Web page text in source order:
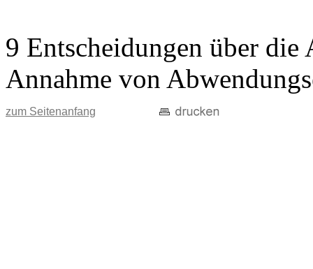
9 Entscheidungen über
Annahme von
zum Seitenanfang